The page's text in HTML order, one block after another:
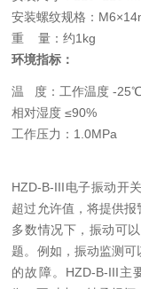
安装螺纹规格：
重 量：约1kg
环境指标：
温 度：工作温度 -25
相对湿度 ≤90%
工作压力：1.0MPa
HZD-B-III电子振动开
超过允许值，将提供
多数情况下，振动可
题。例如，振动监测
的故障。 HZD-B-III主